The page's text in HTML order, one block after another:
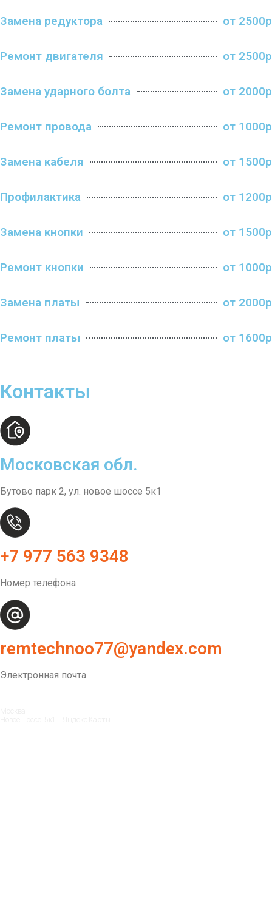
Замена редуктора от 2500р
Ремонт двигателя от 2500р
Замена ударного болта от 2000р
Ремонт провода от 1000р
Замена кабеля от 1500р
Профилактика от 1200р
Замена кнопки от 1500р
Ремонт кнопки от 1000р
Замена платы от 2000р
Ремонт платы от 1600р
Контакты
Московская обл.
Бутово парк 2, ул. новое шоссе 5к1
+7 977 563 9348
Номер телефона
remtechnoo77@yandex.com
Электронная почта